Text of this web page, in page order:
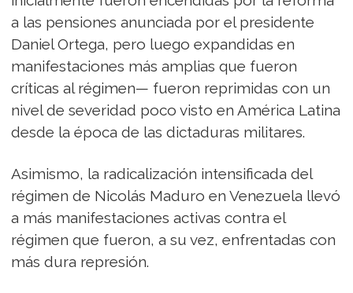
a las pensiones anunciada por el presidente
Daniel Ortega, pero luego expandidas en
manifestaciones más amplias que fueron
críticas al régimen— fueron reprimidas con un
nivel de severidad poco visto en América Latina
desde la época de las dictaduras militares.
Asimismo, la radicalización intensificada del
régimen de Nicolás Maduro en Venezuela llevó
a más manifestaciones activas contra el
régimen que fueron, a su vez, enfrentadas con
más dura represión.